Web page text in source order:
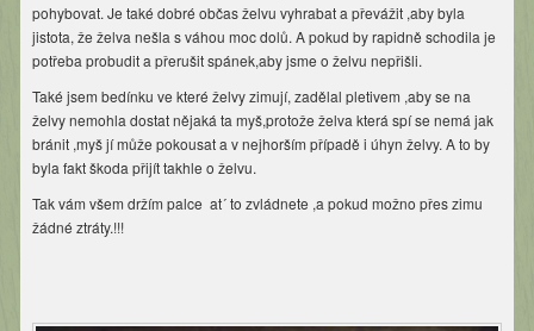
pohybovat. Je také dobré občas želvu vyhrabat a převážit ,aby byla
jistota, že želva nešla s váhou moc dolů. A pokud by rapidně schodila je
potřeba probudit a přerušit spánek,aby jsme o želvu nepřišli.
Také jsem bedínku ve které želvy zimují, zadělal pletivem ,aby se na
želvy nemohla dostat nějaká ta myš,protože želva která spí se nemá jak
bránit ,myš jí může pokousat a v nejhorším případě i úhyn želvy. A to by
byla fakt škoda přijít takhle o želvu.
Tak vám všem držím palce at´ to zvládnete ,a pokud možno přes zimu
žádné ztráty.!!!